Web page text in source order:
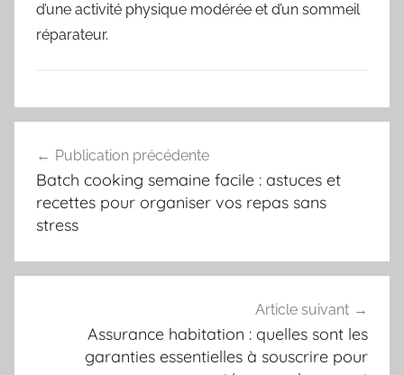
d’une activité physique modérée et d’un sommeil
réparateur.
de
l’article
Publication précédente
Batch cooking semaine facile : astuces et
recettes pour organiser vos repas sans
stress
Article suivant
Assurance habitation : quelles sont les
garanties essentielles à souscrire pour